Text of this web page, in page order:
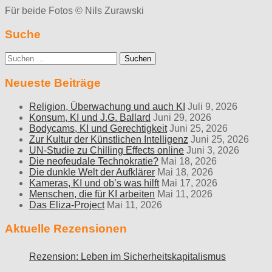
Für beide Fotos © Nils Zurawski
Suche
Suche
nach:
Neueste Beiträge
Religion, Überwachung und auch KI Juli 9, 2026
Konsum, KI und J.G. Ballard Juni 29, 2026
Bodycams, KI und Gerechtigkeit Juni 25, 2026
Zur Kultur der Künstlichen Intelligenz Juni 25, 2026
UN-Studie zu Chilling Effects online Juni 3, 2026
Die neofeudale Technokratie? Mai 18, 2026
Die dunkle Welt der Aufklärer Mai 18, 2026
Kameras, KI und ob’s was hilft Mai 17, 2026
Menschen, die für KI arbeiten Mai 11, 2026
Das Eliza-Project Mai 11, 2026
Aktuelle Rezensionen
Rezension: Leben im Sicherheitskapitalismus